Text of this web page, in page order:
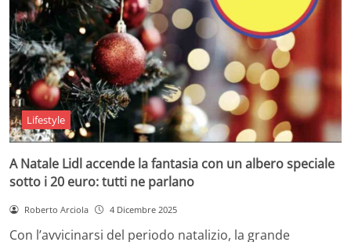
Lifestyle
A Natale Lidl accende la fantasia con un albero speciale
sotto i 20 euro: tutti ne parlano
Roberto Arciola 4 Dicembre 2025
Con l’avvicinarsi del periodo natalizio, la grande